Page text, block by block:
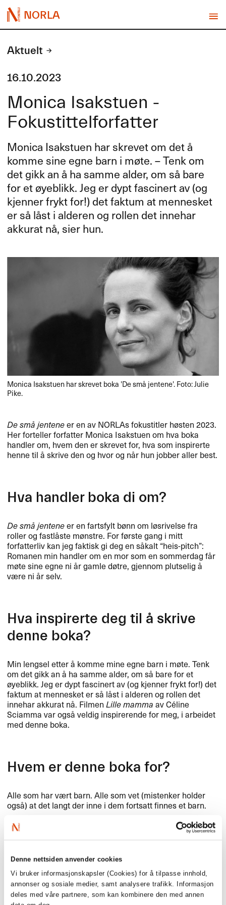
Denne nettsiden anvender cookies
Vi bruker informasjonskapsler (Cookies) for å tilpasse innhold,
annonser og sosiale medier, samt analysere trafikk. Informasjon
deles med våre partnere, som kan kombinere den med annen
NORLA
Aktuelt
16.10.2023
Monica Isakstuen -
Fokustittelforfatter
Monica Isakstuen har skrevet om det å
komme sine egne barn i møte. – Tenk om
det gikk an å ha samme alder, om så bare
for et øyeblikk. Jeg er dypt fascinert av (og
kjenner frykt for!) det faktum at mennesket
er så låst i alderen og rollen det innehar
akkurat nå, sier hun.
Monica Isakstuen har skrevet boka 'De små jentene'. Foto: Julie
Pike.
De små jenteneer en av NORLAs fokustitler høsten 2023.
Her forteller forfatter Monica Isakstuen om hva boka
handler om, hvem den er skrevet for, hva som inspirerte
henne til å skrive den og hvor og når hun jobber aller best.
Hva handler boka di om?
De små jenteneer en fartsfylt bønn om løsrivelse fra
roller og fastlåste mønstre. For første gang i mitt
forfatterliv kan jeg faktisk gi deg en såkalt “heis-pitch”:
Romanen min handler om en mor som en sommerdag får
møte sine egne ni år gamle døtre, gjennom plutselig å
være ni år selv.
Hva inspirerte deg til å skrive
denne boka?
Min lengsel etter å komme mine egne barn i møte. Tenk
om det gikk an å ha samme alder, om så bare for et
øyeblikk. Jeg er dypt fascinert av (og kjenner frykt for!) det
faktum at mennesket er så låst i alderen og rollen det
innehar akkurat nå. FilmenLille mamma av Céline
Sciamma var også veldig inspirerende for meg, i arbeidet
med denne boka.
Hvem er denne boka for?
Alle som har vært barn. Alle som vet (mistenker holder
også) at det langt der inne i dem fortsatt finnes et barn.
best?
Tidlig om morgenen, når barna mine er avgårde på skolen